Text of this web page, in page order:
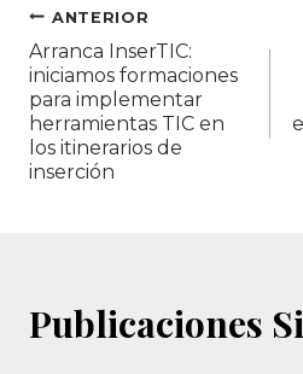
Navegación
de
entradas
ANTERIOR
Arranca InserTIC:
iniciamos formaciones
para implementar
herramientas TIC en
los itinerarios de
inserción
Publicaciones